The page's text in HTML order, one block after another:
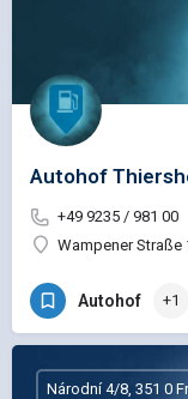
Autohof
+49 9235 / 981 00
Wampener Straße
Autohof +1
Národní 4/8, 351 0